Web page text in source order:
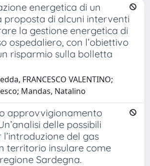
energetica di un
proposta di alcuni interventi
la gestione energetica di
ospedaliero, con l’obiettivo
risparmio sulla bolletta
FRANCESCO VALENTINO;
Mandas, Natalino
approvvigionamento
delle possibili
l’introduzione del gas
territorio insulare come
Sardegna.